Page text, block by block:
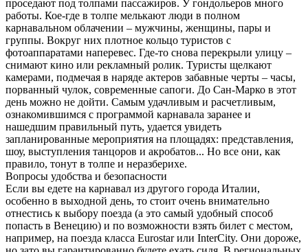
проседают под толпами пассажиров. У гондольеров много
работы. Кое-где в толпе мелькают люди в полном
карнавальном облачении – мужчины, женщины, пары и
группы. Вокруг них плотное кольцо туристов с
фотоаппаратами наперевес. Где-то снова перекрыли улицу –
снимают кино или рекламный ролик. Туристы щелкают
камерами, подмечая в наряде актеров забавные черты – часы,
порванный чулок, современные сапоги. До Сан-Марко в этот
день можно не дойти. Самым удачливым и расчетливым,
ознакомившимся с программой карнавала заранее и
нашедшим правильный путь, удается увидеть
запланированные мероприятия на площадях: представления,
шоу, выступления танцоров и акробатов... Но все они, как
правило, тонут в толпе и неразберихе.
Вопросы удобства и безопасности
Если вы едете на карнавал из другого города Италии,
особенно в выходной день, то стоит очень внимательно
отнестись к выбору поезда (а это самый удобный способ
попасть в Венецию) и по возможности взять билет с местом,
например, на поезда класса Eurostar или InterCity. Они дороже,